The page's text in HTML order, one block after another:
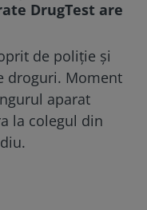
DrugTest are
de poliție și
droguri. Moment
aparat
la colegul din